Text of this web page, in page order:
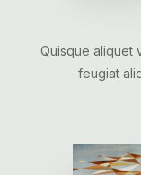
Quisque aliquet
feugiat